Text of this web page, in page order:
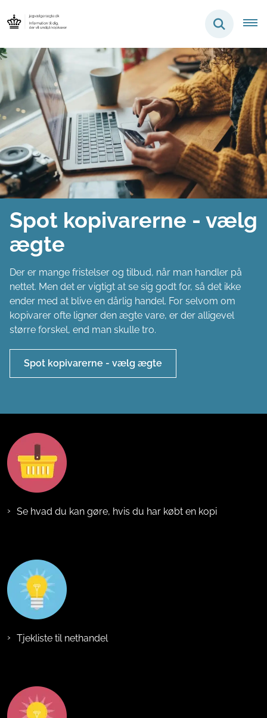
Tager du den ægte vare
med hjem?
Inden du bliver fristet af at købe billige kopivarer på en
rejse, skal du være opmærksom på, at reglerne for køb
af kopivarer er forskellige fra land til land. Bliv klædt på
til at vælge den ægte vare på ferien.
Vælg den ægte vare på ferien
Se hvad du kan gøre, hvis du har købt en kopi
Tjekliste til nethandel